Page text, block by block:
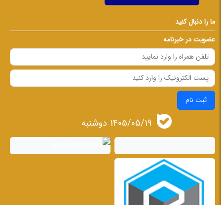
ما را دنبال کنید
عضویت در خبرنامه
ثبت نام
1405/05/19 دوشنبه